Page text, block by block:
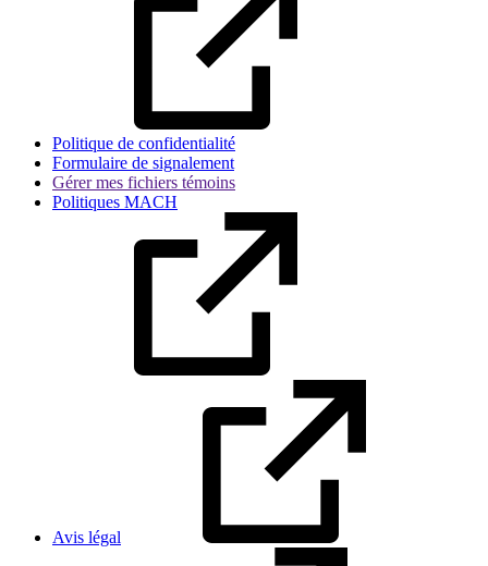
Politique de confidentialité
Formulaire de signalement
Gérer mes fichiers témoins
Politiques MACH
Avis légal